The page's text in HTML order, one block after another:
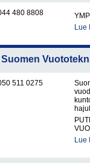
480 8808
Lue
Suomen
511 0275
Lue